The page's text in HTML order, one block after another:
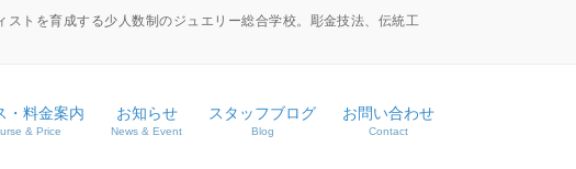
トを育成する少人数制のジュエリー総合学校。彫金技法、伝統工
・料金案内
& Price
お知らせ
News & Event
スタッフブログ
Blog
お問い合わせ
Contact